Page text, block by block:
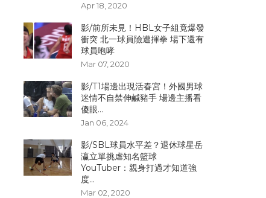
Apr 18, 2020
影/前所未見！HBL女子組竟爆發
衝突 北一球員險遭揮拳 場下還有
球員咆哮
Mar 07, 2020
影/T1場邊出現活春宮！外國男球
迷情不自禁伸鹹豬手 場邊主播看
傻眼...
Jan 06, 2024
影/SBL球員水平差？退休球星岳
瀛立單挑虐知名籃球
YouTuber：親身打過才知道強
度...
Mar 02, 2020